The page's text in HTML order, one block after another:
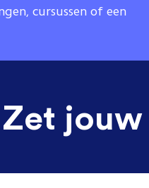
cursussen of een
Zet